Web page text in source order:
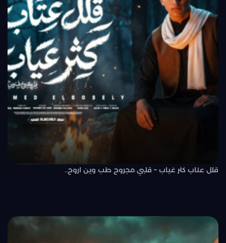
قلل عتاب كثر غياب – قلبي مجروح طب وين اروح..